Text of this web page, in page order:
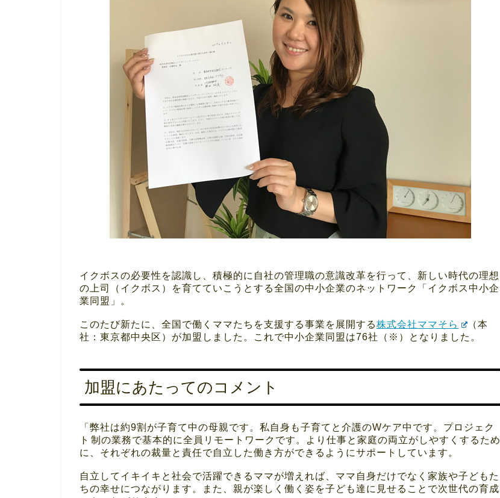
イクボスの必要性を認識し、積極的に自社の管理職の意識改革を行って、新しい時代の理想
の上司（イクボス）を育てていこうとする全国の中小企業のネットワーク「イクボス中小企
業同盟」。
このたび新たに、全国で働くママたちを支援する事業を展開する株式会社ママそら
（本
社：東京都中央区）が加盟しました。これで中小企業同盟は76社（※）となりました。
加盟にあたってのコメント
「弊社は約9割が子育て中の母親です。私自身も子育てと介護のWケア中です。プロジェク
ト制の業務で基本的に全員リモートワークです。より仕事と家庭の両立がしやすくするため
に、それぞれの裁量と責任で自立した働き方ができるようにサポートしています。
自立してイキイキと社会で活躍できるママが増えれば、ママ自身だけでなく家族や子どもた
ちの幸せにつながります。また、親が楽しく働く姿を子ども達に見せることで次世代の育成